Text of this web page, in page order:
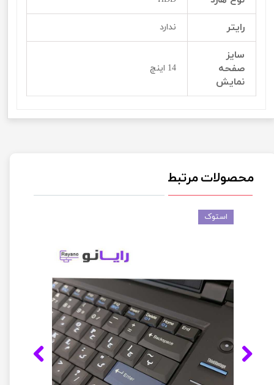
رایتر ندارد
سایز
صفحه
نمایش
14 اینچ
محصولات مرتبط
استوک